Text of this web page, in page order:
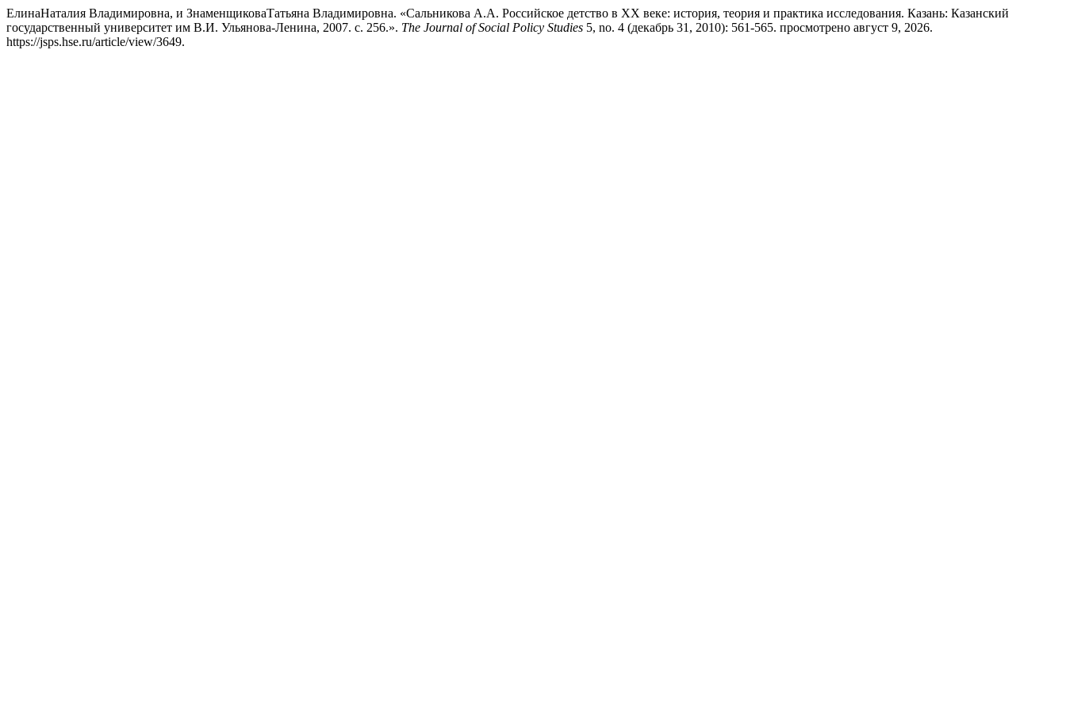
ЕлинаНаталия Владимировна, и ЗнаменщиковаТатьяна Владимировна. «Сальникова А.А. Российское детство в XX веке: история, теория и практика исследования. Казань: Казанский
государственный университет им В.И. Ульянова-Ленина, 2007. с. 256.». The Journal of Social Policy Studies 5, no. 4 (декабрь 31, 2010): 561-565. просмотрено август 9, 2026.
https://jsps.hse.ru/article/view/3649.